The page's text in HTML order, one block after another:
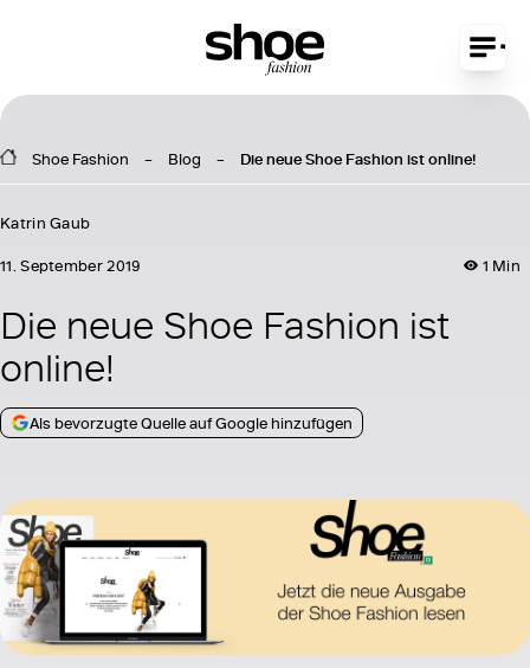
Shoe Fashion Blog Die neue Shoe Fashion ist online!
Katrin Gaub
1 Min
11. September 2019
Die neue Shoe Fashion ist
online!
Als bevorzugte Quelle auf Google hinzufügen